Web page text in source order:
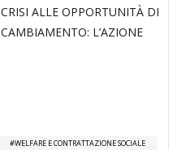
CRISI ALLE OPPORTUNITÀ DI
CAMBIAMENTO: L’AZIONE
WELFARE E CONTRATTAZIONE SOCIALE